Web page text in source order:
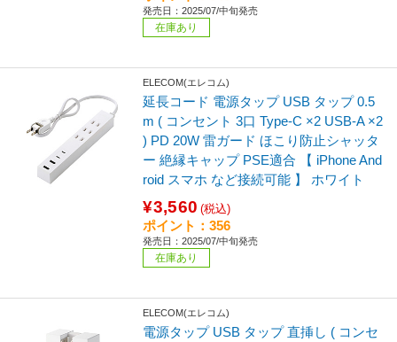
発売日：2025/07/中旬発売
在庫あり
ELECOM(エレコム)
延長コード 電源タップ USB タップ 0.5
m ( コンセント 3口 Type-C ×2 USB-A ×2
) PD 20W 雷ガード ほこり防止シャッタ
ー 絶縁キャップ PSE適合 【 iPhone And
roid スマホ など接続可能 】 ホワイト
¥3,560 (税込)
ポイント：356
発売日：2025/07/中旬発売
在庫あり
ELECOM(エレコム)
電源タップ USB タップ 直挿し ( コンセ